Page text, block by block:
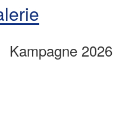
Kampagne 2026